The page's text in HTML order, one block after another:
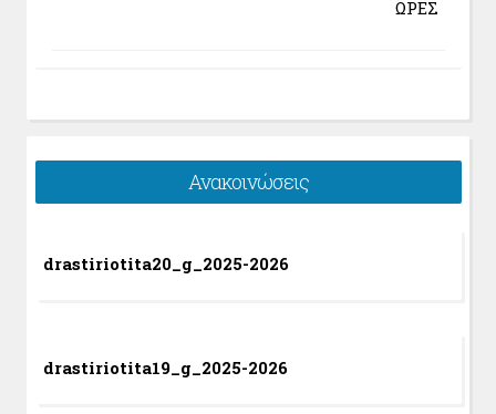
ΩΡΕΣ
Ανακοινώσεις
drastiriotita20_g_2025-2026
drastiriotita19_g_2025-2026